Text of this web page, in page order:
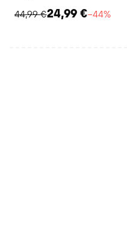
44,99 €24,99 €−44%